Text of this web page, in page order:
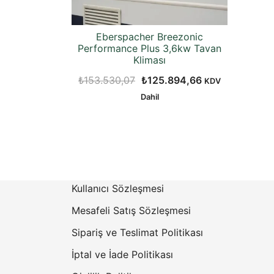
Eberspacher Breezonic
Performance Plus 3,6kw Tavan
Kliması
₺153.530,07 Orijinal
fiyat:
₺125.894,66Şu
KDV
Dahil
Kullanıcı Sözleşmesi
Mesafeli Satış Sözleşmesi
Sipariş ve Teslimat Politikası
İptal ve İade Politikası